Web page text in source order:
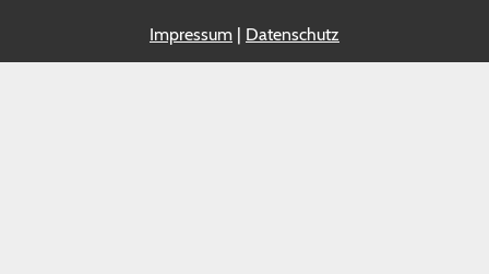
Impressum | Datenschutz